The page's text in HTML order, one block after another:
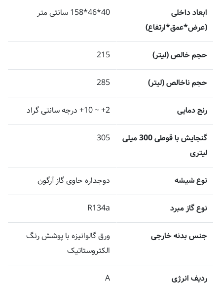
ابعاد داخلی
(عرض*عمق*ارتفاع)
40*46*158 سانتی متر
حجم خالص (لیتر) 215
حجم ناخالص (لیتر) 285
رنج دمایی 2+ ~ 10+ درجه سانتی گراد
گنجایش با قوطی 300 میلی
لیتری
305
نوع شیشه دوجداره حاوی گاز آرگون
نوع گاز مبرد R134a
جنس بدنه خارجی
ورق گالوانیزه با پوشش رنگ
الکتروستاتیک
ردیف انرژی A